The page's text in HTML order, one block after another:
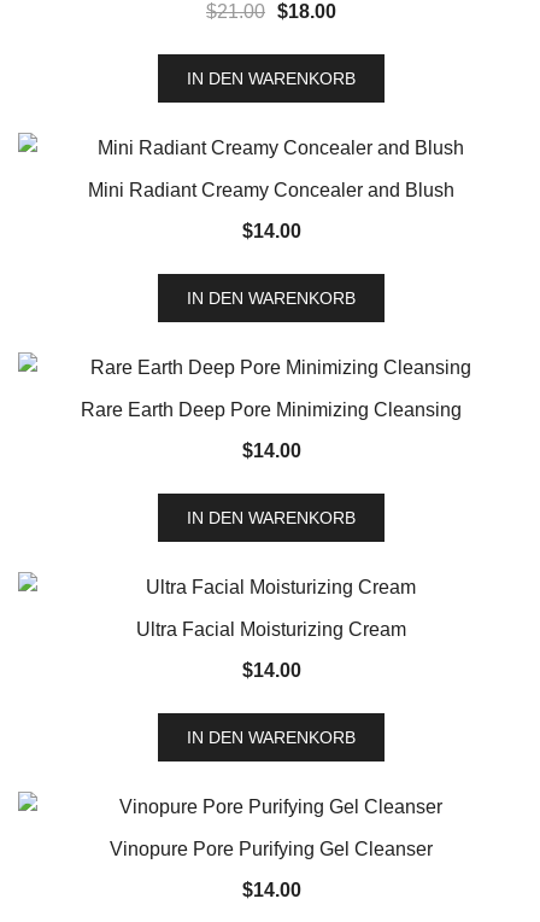
$21.00 $18.00
IN DEN WARENKORB
Mini Radiant Creamy Concealer and Blush
$14.00
IN DEN WARENKORB
Rare Earth Deep Pore Minimizing Cleansing
$14.00
IN DEN WARENKORB
Ultra Facial Moisturizing Cream
$14.00
IN DEN WARENKORB
Vinopure Pore Purifying Gel Cleanser
$14.00